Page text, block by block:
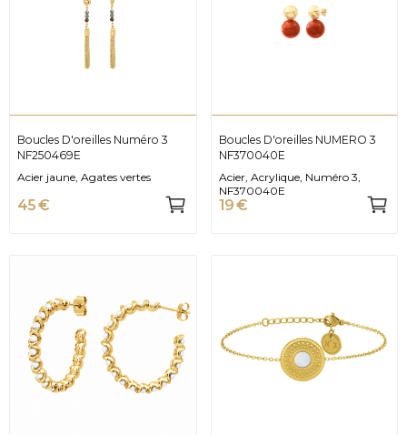
Boucles D'oreilles Numéro 3
NF250469E
Acier jaune, Agates vertes
45 €
Boucles D'oreilles NUMERO 3
NF370040E
Acier, Acrylique, Numéro 3,
NF370040E
19 €